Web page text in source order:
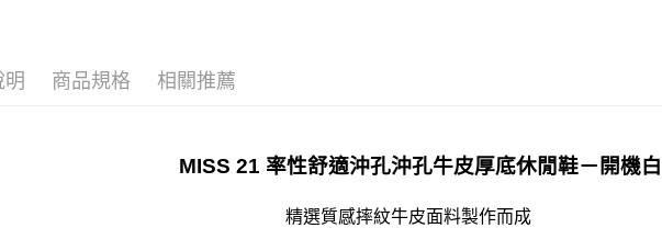
明 商品規格 相關推薦
MISS 21 率性舒適沖孔沖孔牛皮厚底休閒鞋－開機白
精選質感摔紋牛皮面料製作而成